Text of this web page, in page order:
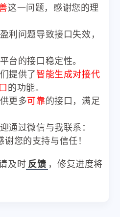
这一问题，感谢您的理
利问题导致接口失效，
台的接口稳定性。
提供了智能生成对接代
的功能。
更多可靠的接口，满足
通过微信与我联系：
谢您的支持与信任！
及时 反馈 ，修复进度将